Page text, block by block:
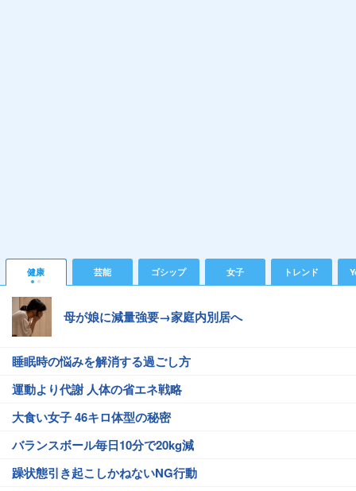
健康 芸能 ゴシップ 女子 トレンド
母が娘に減量強要→家庭内別居へ
睡眠時の悩みを解消する過ごし方
運動より代謝 人体の省エネ戦略
大食い女子 46キロ体型の秘密
バランスボール毎日10分で20kg減
躁状態引き起こしかねないNG行動